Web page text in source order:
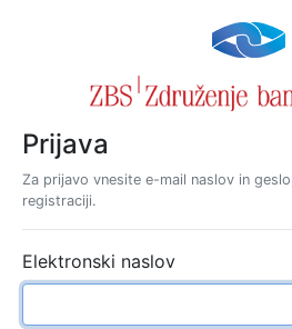
Prijava
Za prijavo vnesite e-mail naslov in
registraciji.
Elektronski naslov